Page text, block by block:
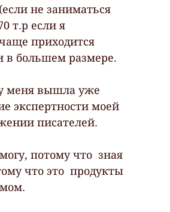
не заниматься
т.р если я
приходится
в большем размере.
у меня вышла уже
экспертности моей
писателей.
потому что  зная
что это  продукты